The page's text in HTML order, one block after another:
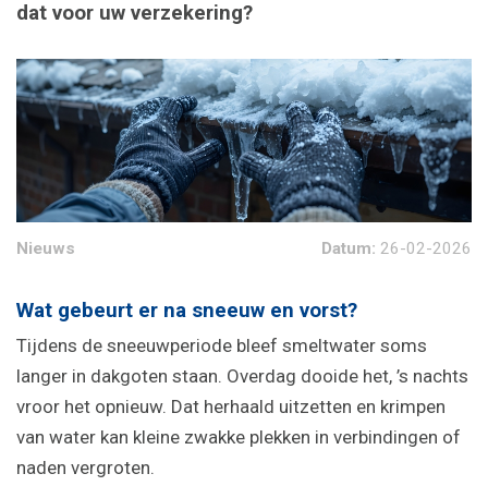
dat voor uw verzekering?
Nieuws Datum: 26-02-2026
Wat gebeurt er na sneeuw en vorst?
Tijdens de sneeuwperiode bleef smeltwater soms
langer in dakgoten staan. Overdag dooide het, ’s nachts
vroor het opnieuw. Dat herhaald uitzetten en krimpen
van water kan kleine zwakke plekken in verbindingen of
naden vergroten.